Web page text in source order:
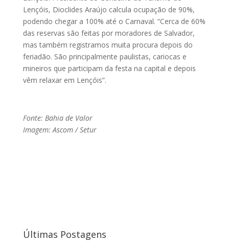
Lençóis, Dioclides Araújo calcula ocupação de 90%,
podendo chegar a 100% até o Carnaval. “Cerca de 60%
das reservas são feitas por moradores de Salvador,
mas também registramos muita procura depois do
feriadão. São principalmente paulistas, cariocas e
mineiros que participam da festa na capital e depois
vêm relaxar em Lençóis”.
Fonte: Bahia de Valor
Imagem: Ascom / Setur
Últimas Postagens